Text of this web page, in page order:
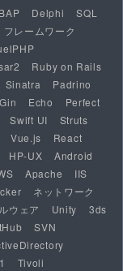
Delphi
SQL
フレームワーク
Ruby on Rails
Sinatra
Padrino
Gin Echo
Perfect
Swift UI
Struts
Vue.js
React
HP-UX
Android
Apache
IIS
ネットワーク
ウェア Unity
3ds
SVN
Tivoli